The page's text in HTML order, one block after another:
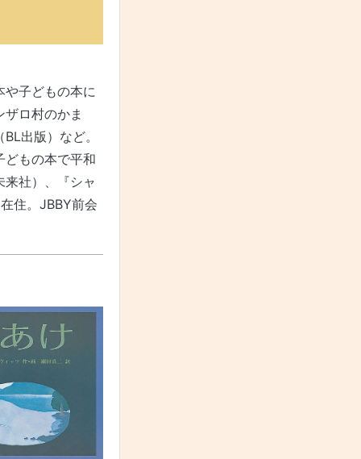
子どもの本に
ロ村のかま
出版）など。
どもの本で平和
社）、『シャ
住。JBBY前会